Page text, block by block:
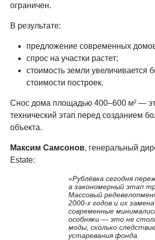
ограничен.
В результате:
предложение современных
спрос на участки растет;
стоимость земли увеличивается
стоимости построек.
Снос дома площадью 400–600 м² —
технический этап перед созданием
объекта.
Максим Самсонов, генеральный
Estate:
«Рублёвка сегодня
а закономерный этап
Массовый
2000-х годов и их
современные
особняки — это не
моды, сколько
устаревания фонда.